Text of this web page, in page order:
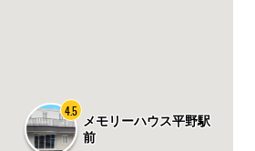
メモリーハウス平野駅
前
4.5